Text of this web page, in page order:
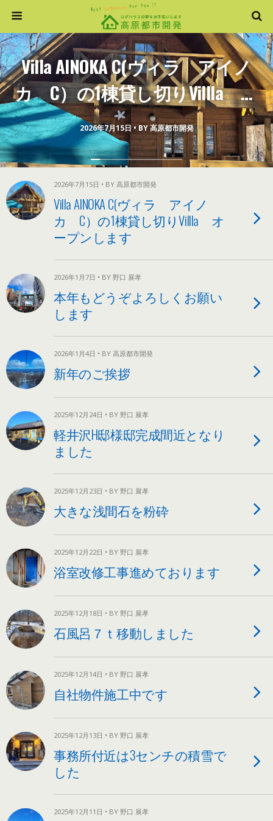
2026年7月15日 • BY 高原都市開発
Villa AINOKA C(ヴィラ アイノ
カ C）の1棟貸し切りVillla オ
ープンします
2026年7月15日 • BY 高原都市開発
Villa AINOKA C(ヴィラ アイノ
カ C）の1棟貸し切りVillla オ
ープンします
2026年1月7日 • BY 野口 展孝
本年もどうぞよろしくお願い
します
2026年1月4日 • BY 高原都市開発
新年のご挨拶
2025年12月24日 • BY 野口 展孝
軽井沢H邸様邸完成間近となり
ました
2025年12月23日 • BY 野口 展孝
大きな浅間石を粉砕
2025年12月22日 • BY 野口 展孝
浴室改修工事進めております
2025年12月18日 • BY 野口 展孝
石風呂７ｔ移動しました
2025年12月14日 • BY 野口 展孝
自社物件施工中です
2025年12月13日 • BY 野口 展孝
事務所付近は3センチの積雪で
した
2025年12月11日 • BY 野口 展孝